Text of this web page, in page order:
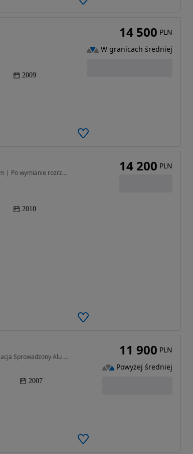
2009
14 500 PLN
W granicach średniej
1896 cm3 • 105 KM • SEAT Altea XL 1.9 TDI | 2010 | 270 tys. km | Po wymianie rozrządu
2010
14 200 PLN
1595 cm3 • 102 KM • Seat Altea 1.6MPi 2007R 102KM Klimatyzacja Sprowadzony Alu Serwis Hak!
2007
11 900 PLN
Powyżej średniej